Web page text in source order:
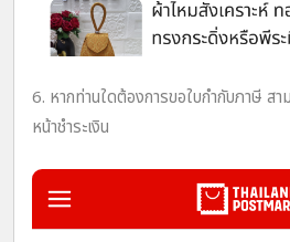
6. หากท่านใดต้องการขอใบกำกับภาษี สา
หน้าชำระเงิน